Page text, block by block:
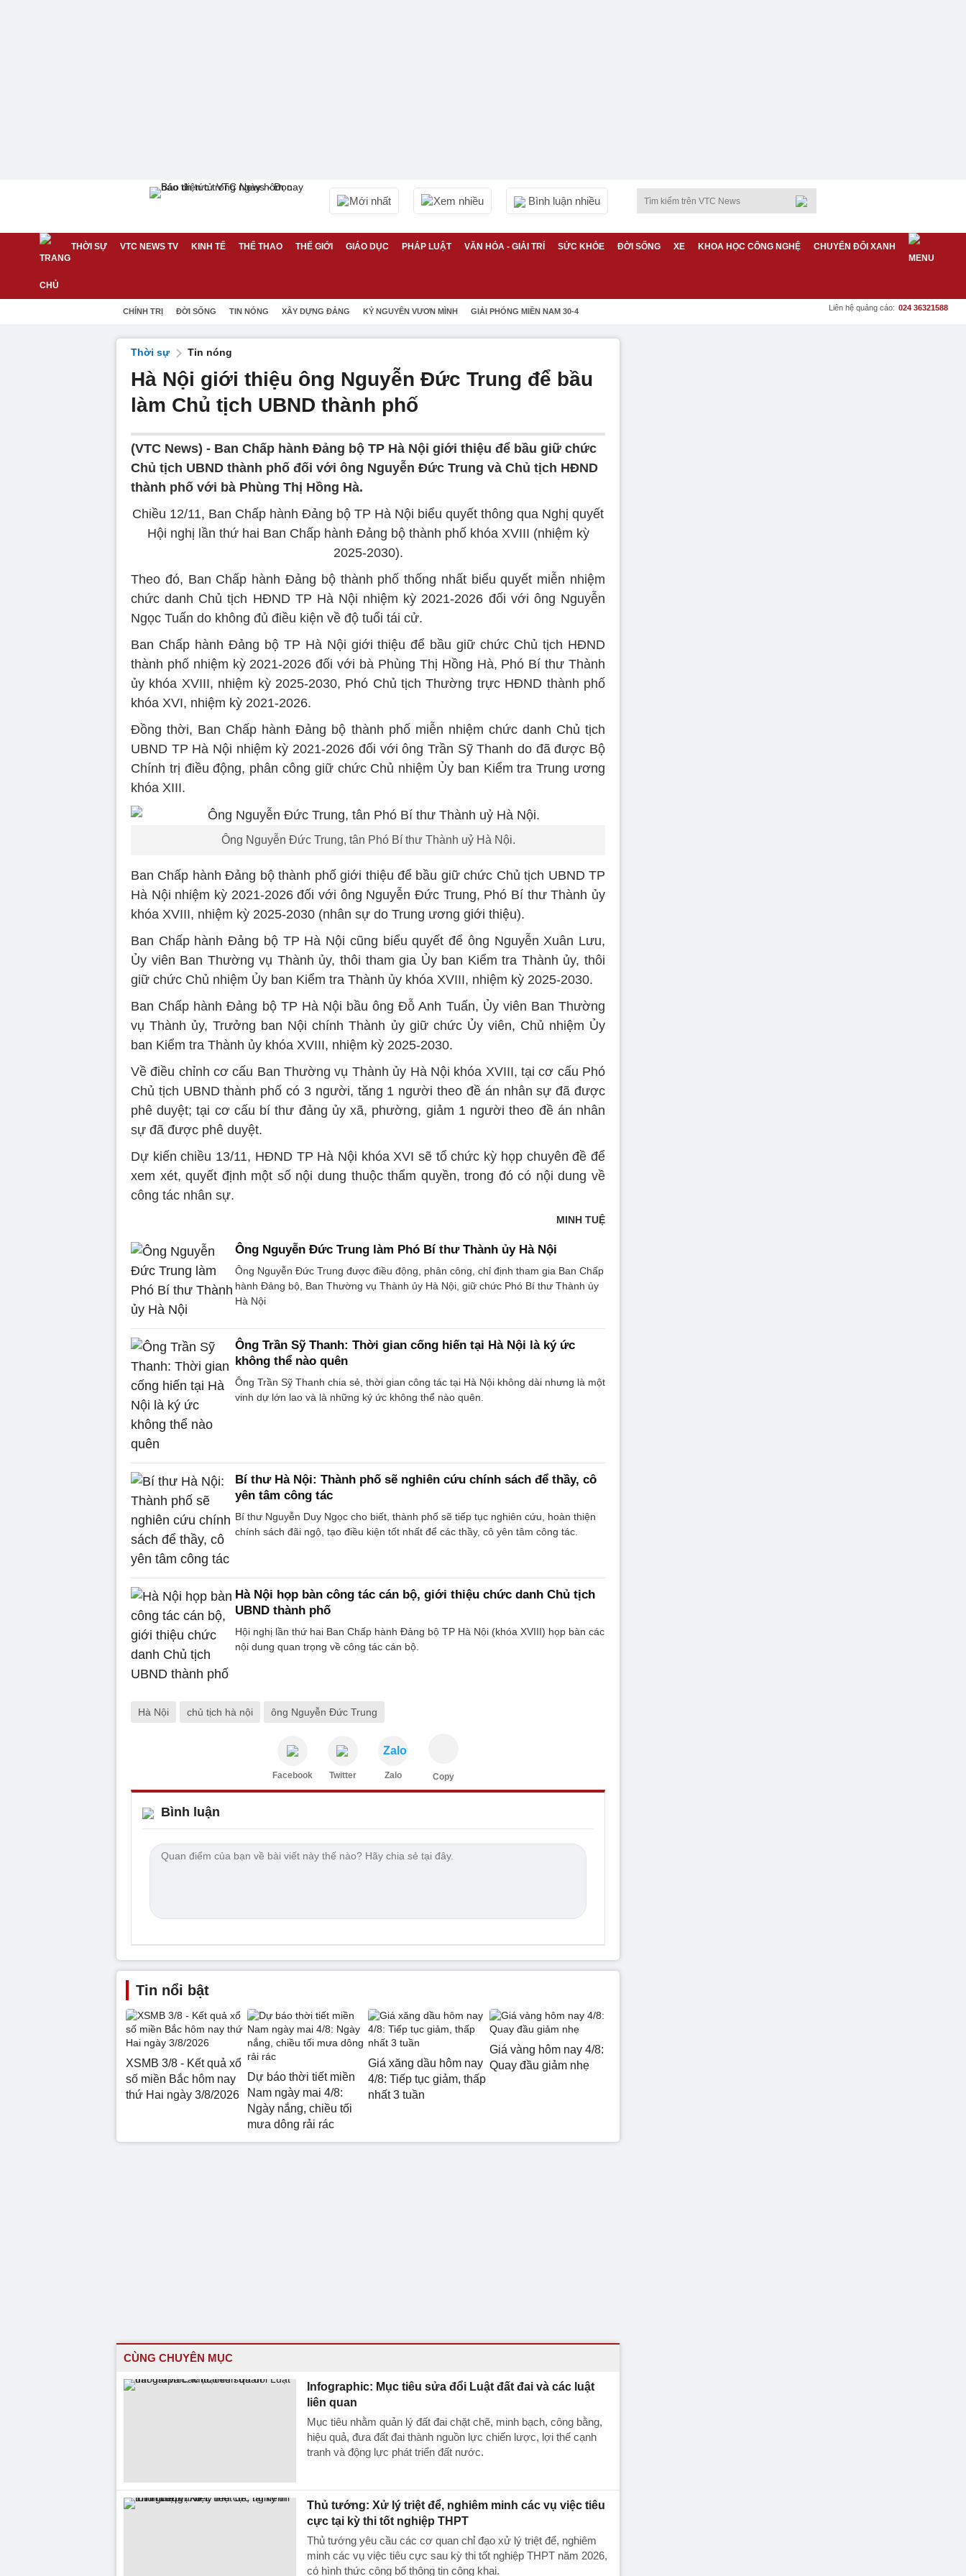
Mới nhất Xem nhiều Bình luận nhiều
THỜI SỰ VTC NEWS TV KINH TẾ THỂ THAO THẾ GIỚI GIÁO DỤC PHÁP LUẬT VĂN HÓA - GIẢI TRÍ SỨC KHỎE ĐỜI SỐNG XE KHOA HỌC CÔNG NGHỆ CHUYỂN ĐỔI XANH
CHÍNH TRỊ ĐỜI SỐNG TIN NÓNG XÂY DỰNG ĐẢNG KỶ NGUYÊN VƯƠN MÌNH GIẢI PHÓNG MIỀN NAM 30-4 Liên hệ quảng cáo: 024 36321588
Thời sự Tin nóng
Hà Nội giới thiệu ông Nguyễn Đức Trung để bầu
làm Chủ tịch UBND thành phố
(VTC News) - Ban Chấp hành Đảng bộ TP Hà Nội giới thiệu để bầu giữ chức
Chủ tịch UBND thành phố đối với ông Nguyễn Đức Trung và Chủ tịch HĐND
thành phố với bà Phùng Thị Hồng Hà.
Chiều 12/11, Ban Chấp hành Đảng bộ TP Hà Nội biểu quyết thông qua Nghị quyết
Hội nghị lần thứ hai Ban Chấp hành Đảng bộ thành phố khóa XVIII (nhiệm kỳ
2025-2030).
Theo đó, Ban Chấp hành Đảng bộ thành phố thống nhất biểu quyết miễn nhiệm
chức danh Chủ tịch HĐND TP Hà Nội nhiệm kỳ 2021-2026 đối với ông Nguyễn
Ngọc Tuấn do không đủ điều kiện về độ tuổi tái cử.
Ban Chấp hành Đảng bộ TP Hà Nội giới thiệu để bầu giữ chức Chủ tịch HĐND
thành phố nhiệm kỳ 2021-2026 đối với bà Phùng Thị Hồng Hà, Phó Bí thư Thành
ủy khóa XVIII, nhiệm kỳ 2025-2030, Phó Chủ tịch Thường trực HĐND thành phố
khóa XVI, nhiệm kỳ 2021-2026.
Đồng thời, Ban Chấp hành Đảng bộ thành phố miễn nhiệm chức danh Chủ tịch
UBND TP Hà Nội nhiệm kỳ 2021-2026 đối với ông Trần Sỹ Thanh do đã được Bộ
Chính trị điều động, phân công giữ chức Chủ nhiệm Ủy ban Kiểm tra Trung ương
khóa XIII.
Ông Nguyễn Đức Trung, tân Phó Bí thư Thành uỷ Hà Nội.
Ban Chấp hành Đảng bộ thành phố giới thiệu để bầu giữ chức Chủ tịch UBND TP
Hà Nội nhiệm kỳ 2021-2026 đối với ông Nguyễn Đức Trung, Phó Bí thư Thành ủy
khóa XVIII, nhiệm kỳ 2025-2030 (nhân sự do Trung ương giới thiệu).
Ban Chấp hành Đảng bộ TP Hà Nội cũng biểu quyết để ông Nguyễn Xuân Lưu,
Ủy viên Ban Thường vụ Thành ủy, thôi tham gia Ủy ban Kiểm tra Thành ủy, thôi
giữ chức Chủ nhiệm Ủy ban Kiểm tra Thành ủy khóa XVIII, nhiệm kỳ 2025-2030.
Ban Chấp hành Đảng bộ TP Hà Nội bầu ông Đỗ Anh Tuấn, Ủy viên Ban Thường
vụ Thành ủy, Trưởng ban Nội chính Thành ủy giữ chức Ủy viên, Chủ nhiệm Ủy
ban Kiểm tra Thành ủy khóa XVIII, nhiệm kỳ 2025-2030.
Về điều chỉnh cơ cấu Ban Thường vụ Thành ủy Hà Nội khóa XVIII, tại cơ cấu Phó
Chủ tịch UBND thành phố có 3 người, tăng 1 người theo đề án nhân sự đã được
phê duyệt; tại cơ cấu bí thư đảng ủy xã, phường, giảm 1 người theo đề án nhân
sự đã được phê duyệt.
Dự kiến chiều 13/11, HĐND TP Hà Nội khóa XVI sẽ tổ chức kỳ họp chuyên đề để
xem xét, quyết định một số nội dung thuộc thẩm quyền, trong đó có nội dung về
công tác nhân sự.
MINH TUỆ
Ông Nguyễn Đức Trung làm Phó Bí thư Thành ủy Hà Nội
Ông Nguyễn Đức Trung được điều động, phân công, chỉ định tham gia Ban Chấp
hành Đảng bộ, Ban Thường vụ Thành ủy Hà Nội, giữ chức Phó Bí thư Thành ủy
Hà Nội
Ông Trần Sỹ Thanh: Thời gian cống hiến tại Hà Nội là ký ức
không thể nào quên
Ông Trần Sỹ Thanh chia sẻ, thời gian công tác tại Hà Nội không dài nhưng là một
vinh dự lớn lao và là những ký ức không thể nào quên.
Bí thư Hà Nội: Thành phố sẽ nghiên cứu chính sách để thầy, cô
yên tâm công tác
Bí thư Nguyễn Duy Ngọc cho biết, thành phố sẽ tiếp tục nghiên cứu, hoàn thiện
chính sách đãi ngộ, tạo điều kiện tốt nhất để các thầy, cô yên tâm công tác.
Hà Nội họp bàn công tác cán bộ, giới thiệu chức danh Chủ tịch
UBND thành phố
Hội nghị lần thứ hai Ban Chấp hành Đảng bộ TP Hà Nội (khóa XVIII) họp bàn các
nội dung quan trọng về công tác cán bộ.
Hà Nội chủ tịch hà nội ông Nguyễn Đức Trung
Facebook Twitter
Zalo
Zalo Copy
Bình luận
Tin nổi bật
XSMB 3/8 - Kết quả xổ
số miền Bắc hôm nay
thứ Hai ngày 3/8/2026
Dự báo thời tiết miền
Nam ngày mai 4/8:
Ngày nắng, chiều tối
mưa dông rải rác
Giá xăng dầu hôm nay
4/8: Tiếp tục giảm, thấp
nhất 3 tuần
Giá vàng hôm nay 4/8:
Quay đầu giảm nhẹ
CÙNG CHUYÊN MỤC
Infographic: Mục tiêu sửa đổi Luật đất đai và các luật
liên quan
Mục tiêu nhằm quản lý đất đai chặt chẽ, minh bạch, công bằng,
hiệu quả, đưa đất đai thành nguồn lực chiến lược, lợi thế cạnh
tranh và động lực phát triển đất nước.
Thủ tướng: Xử lý triệt để, nghiêm minh các vụ việc tiêu
cực tại kỳ thi tốt nghiệp THPT
Thủ tướng yêu cầu các cơ quan chỉ đạo xử lý triệt để, nghiêm
minh các vụ việc tiêu cực sau kỳ thi tốt nghiệp THPT năm 2026,
có hình thức công bố thông tin công khai.